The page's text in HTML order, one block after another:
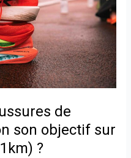
de
son objectif sur
?